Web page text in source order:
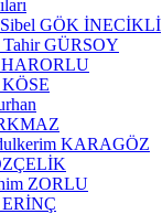
GÖK İNECİKLİ
Tahir GÜRSOY
HARORLU
KARAGÖZ
ZORLU